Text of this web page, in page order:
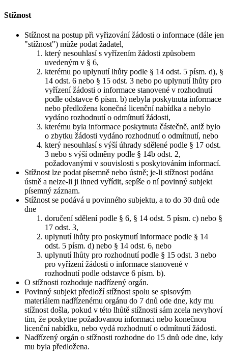
Stížnost
Stížnost na postup při vyřizování žádosti o informace (dále jen
"stížnost") může podat žadatel,
který nesouhlasí s vyřízením žádosti způsobem
uvedeným v § 6,
kterému po uplynutí lhůty podle § 14 odst. 5 písm. d), §
14 odst. 6 nebo § 15 odst. 3 nebo po uplynutí lhůty pro
vyřízení žádosti o informace stanovené v rozhodnutí
podle odstavce 6 písm. b) nebyla poskytnuta informace
nebo předložena konečná licenční nabídka a nebylo
vydáno rozhodnutí o odmítnutí žádosti,
kterému byla informace poskytnuta částečně, aniž bylo
o zbytku žádosti vydáno rozhodnutí o odmítnutí, nebo
který nesouhlasí s výší úhrady sdělené podle § 17 odst.
3 nebo s výší odměny podle § 14b odst. 2,
požadovanými v souvislosti s poskytováním informací.
Stížnost lze podat písemně nebo ústně; je-li stížnost podána
ústně a nelze-li ji ihned vyřídit, sepíše o ní povinný subjekt
písemný záznam.
Stížnost se podává u povinného subjektu, a to do 30 dnů ode
dne
doručení sdělení podle § 6, § 14 odst. 5 písm. c) nebo §
17 odst. 3,
uplynutí lhůty pro poskytnutí informace podle § 14
odst. 5 písm. d) nebo § 14 odst. 6, nebo
uplynutí lhůty pro rozhodnutí podle § 15 odst. 3 nebo
pro vyřízení žádosti o informace stanovené v
rozhodnutí podle odstavce 6 písm. b).
O stížnosti rozhoduje nadřízený orgán.
Povinný subjekt předloží stížnost spolu se spisovým
materiálem nadřízenému orgánu do 7 dnů ode dne, kdy mu
stížnost došla, pokud v této lhůtě stížnosti sám zcela nevyhoví
tím, že poskytne požadovanou informaci nebo konečnou
licenční nabídku, nebo vydá rozhodnutí o odmítnutí žádosti.
Nadřízený orgán o stížnosti rozhodne do 15 dnů ode dne, kdy
mu byla předložena.